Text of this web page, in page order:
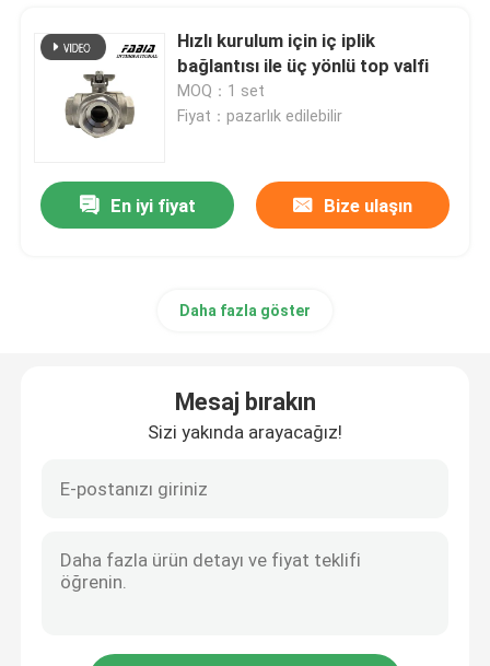
Hızlı kurulum için iç iplik
bağlantısı ile üç yönlü top valfi
MOQ：1 set
Fiyat：pazarlık edilebilir
En iyi fiyat Bize ulaşın
Daha fazla göster
Mesaj bırakın
Sizi yakında arayacağız!